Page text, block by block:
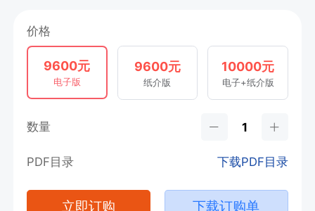
价格
9600元
电子版
9600元
纸介版
10000元
电子+纸介版
数量
PDF目录 下载PDF目录
立即订购 下载订购单